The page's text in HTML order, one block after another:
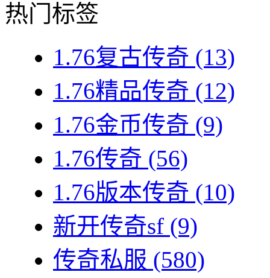
热门标签
1.76复古传奇 (13)
1.76精品传奇 (12)
1.76金币传奇 (9)
1.76传奇 (56)
1.76版本传奇 (10)
新开传奇sf (9)
传奇私服 (580)